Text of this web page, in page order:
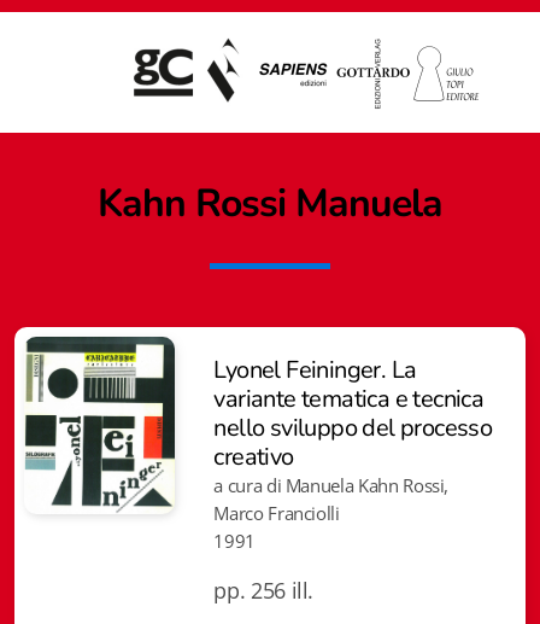
Kahn Rossi Manuela
Lyonel Feininger. La
variante tematica e tecnica
nello sviluppo del processo
creativo
a cura di Manuela Kahn Rossi,
Marco Franciolli
1991
pp. 256 ill.
Giampiero Casagrande editore